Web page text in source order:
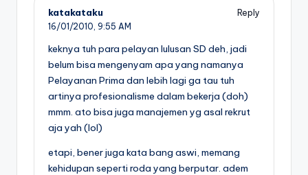
katakataku
Reply
16/01/2010, 9:55 AM
keknya tuh para pelayan lulusan SD deh, jadi
belum bisa mengenyam apa yang namanya
Pelayanan Prima dan lebih lagi ga tau tuh
artinya profesionalisme dalam bekerja (doh)
mmm. ato bisa juga manajemen yg asal rekrut
aja yah (lol)
etapi, bener juga kata bang aswi, memang
kehidupan seperti roda yang berputar. adem